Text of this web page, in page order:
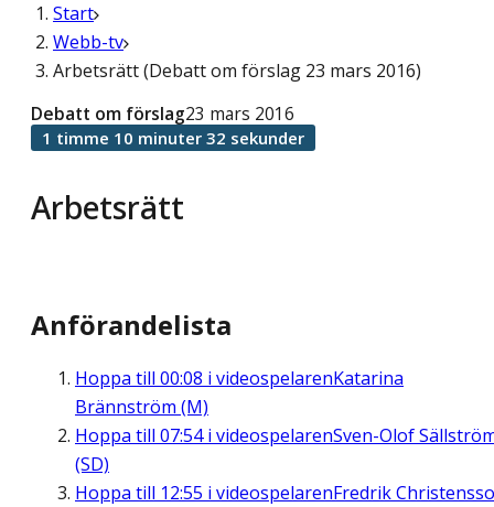
Start
Webb-tv
Arbetsrätt (Debatt om förslag 23 mars 2016)
Arbetsrätt
Debatt om förslag23 mars 2016
1 timme 10 minuter 32 sekunder
Anförandelista
Hoppa till 00:08 i videospelarenKatarina
Brännström (M)
Hoppa till 07:54i videospelarenSven-Olof
(SD)
Hoppa till 12:55 i videospelarenFredrik